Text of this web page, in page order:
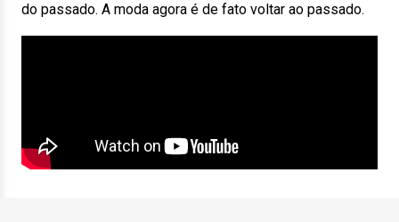
do passado. A moda agora é de fato voltar ao passado.